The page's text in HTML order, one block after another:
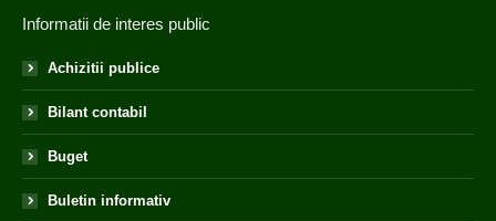
Informatii de interes public
Achizitii publice
Bilant contabil
Buget
Buletin informativ